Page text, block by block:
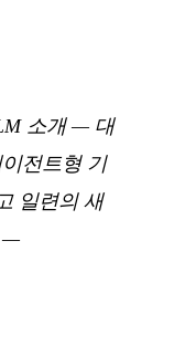
소개 — 대
전트형 기
일련의 새
—